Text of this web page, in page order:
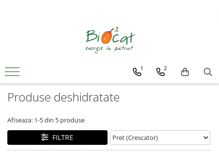
1 2
Produse deshidratate
Afiseaza: 1-5din 5 produse
FILTRE